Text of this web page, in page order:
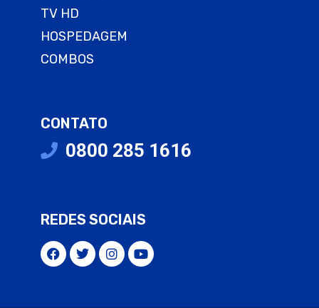
TV HD
HOSPEDAGEM
COMBOS
CONTATO
0800 285 1616
REDES SOCIAIS